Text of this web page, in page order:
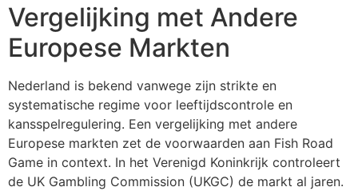
Vergelijking met Andere
Europese Markten
Nederland is bekend vanwege zijn strikte en
systematische regime voor leeftijdscontrole en
kansspelregulering. Een vergelijking met andere
Europese markten zet de voorwaarden aan Fish Road
Game in context. In het Verenigd Koninkrijk controleert
de UK Gambling Commission (UKGC) de markt al jaren.